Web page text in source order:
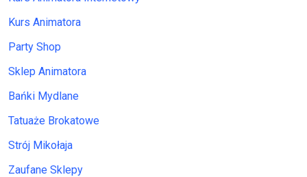
Kurs Animatora
Party Shop
Sklep Animatora
Bańki Mydlane
Tatuaże Brokatowe
Strój Mikołaja
Zaufane Sklepy